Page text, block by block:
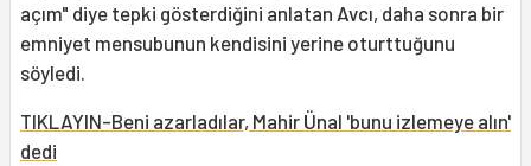
açım" diye tepki gösterdiğini anlatan Avcı, daha sonra bir
emniyet mensubunun kendisini yerine oturttuğunu
söyledi.
TIKLAYIN-Beni azarladılar, Mahir Ünal 'bunu izlemeye alın'
dedi